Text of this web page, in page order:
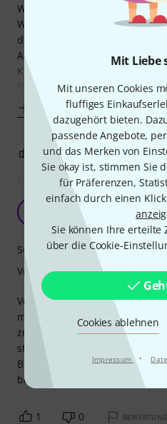
Mit Liebe
Mit unseren Cookies
fluffiges
dazugehört bieten.
passende Angebote,
und das Merken von
Sie okay ist, stimmen Sie
für Präferenzen,
einfach durch einen Klick
Sie können Ihre erteilte
über die Cookie-
Cookies ablehnen
Impressum ·
Wir beide wechseln uns ab mit
Wochen habe ich mir zum
der Pyramid Custom 0095-044
Artstar Vintage Series 100
Klang begeistert. Er hat viel
Bandgefüge nicht unter.
Mehr anzeigen
1
Wie immer
PurplePA
Verwende den 9,5 Satz jetzt
meinen Tele's. Toller
zu wenig Twang hat und der
streng ist.
Bin von der Bespielbarkeit und
begeistert. Top Saiten zum
Sound
Verarbeitung
1 0